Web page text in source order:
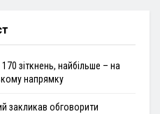
зіткнень, найбільше – на
напрямку
закликав обговорити